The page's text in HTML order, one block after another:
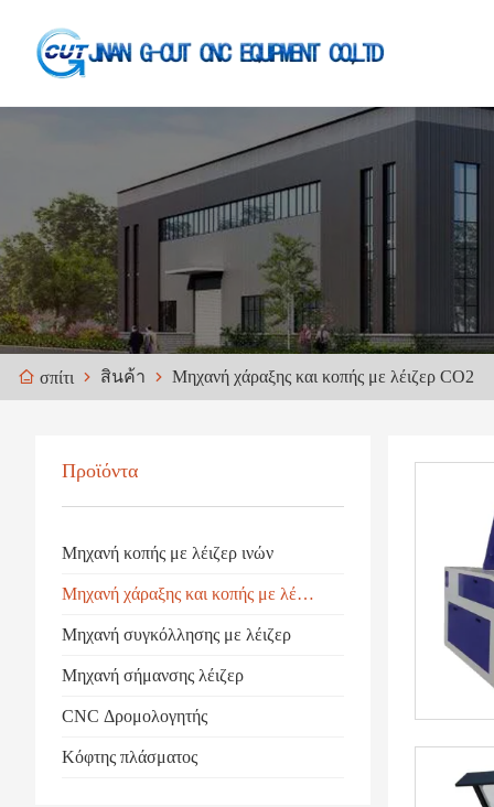
σπίτι สินค้า Μηχανή χάραξης και κοπής με λέιζερ CO2
Προϊόντα
Μηχανή κοπής με λέιζερ ινών
Μηχανή χάραξης και κοπής με λέιζερ CO2
Μηχανή συγκόλλησης με λέιζερ
Μηχανή σήμανσης λέιζερ
CNC Δρομολογητής
Κόφτης πλάσματος